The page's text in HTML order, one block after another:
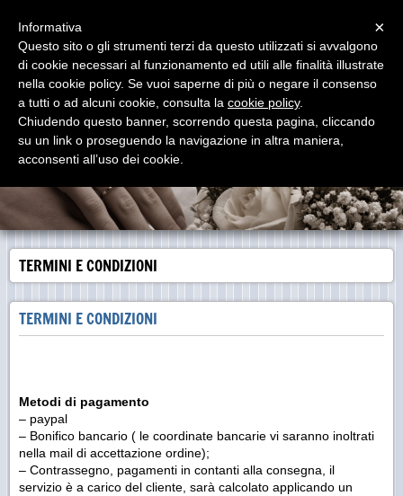
Piccoli Sogni
Raffinato ed elegante negozio di bomboniere e regali in Via G. Garibaldi
145/147 Catania
TERMINI E CONDIZIONI
TERMINI E CONDIZIONI
Metodi di pagamento
– paypal
– Bonifico bancario ( le coordinate bancarie vi saranno inoltrati
nella mail di accettazione ordine);
– Contrassegno, pagamenti in contanti alla consegna, il
servizio è a carico del cliente, sarà calcolato applicando un
×
Informativa
Questo sito o gli strumenti terzi da questo utilizzati si avvalgono
di cookie necessari al funzionamento ed utili alle finalità illustrate
nella cookie policy. Se vuoi saperne di più o negare il consenso
a tutti o ad alcuni cookie, consulta la cookie policy.
Chiudendo questo banner, scorrendo questa pagina, cliccando
su un link o proseguendo la navigazione in altra maniera,
acconsenti all’uso dei cookie.